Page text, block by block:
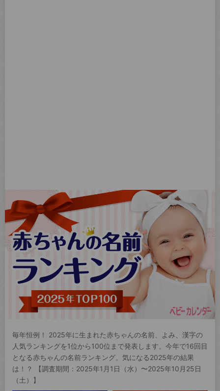
毎年恒例！ 2025年に生まれた赤ちゃんの名前、よみ、漢字の
人気ランキングを1位から100位まで発表します。今年で16回目
となる赤ちゃんの名前ランキング。気になる2025年の結果
は！？ 【調査期間：2025年1月1日（水）〜2025年10月25日
（土）】